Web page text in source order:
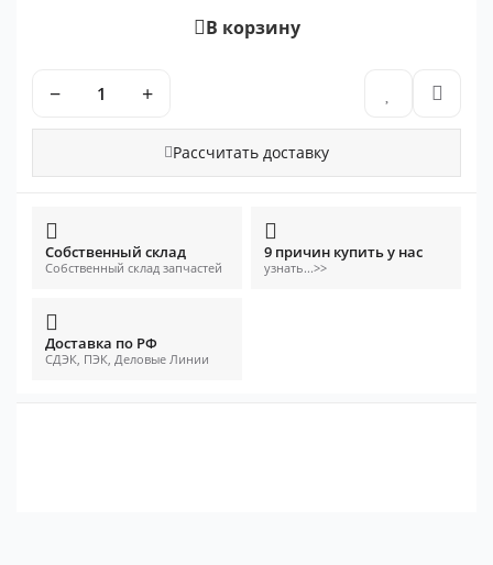
В корзину
− +
Рассчитать доставку
Собственный склад
Собственный склад запчастей
9 причин купить у нас
узнать...>>
Доставка по РФ
СДЭК, ПЭК, Деловые Линии